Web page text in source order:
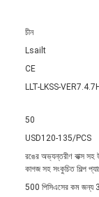
চীন
Lsailt
CE
LLT-LKSS-VER7.4.7H
50
USD120-135/PCS
রঙের অভ্যন্তরীণ বাক্স সহ
কাগজ সহ সংকুচিত শিল্প
500 পিসিএসের কম জন্য 3